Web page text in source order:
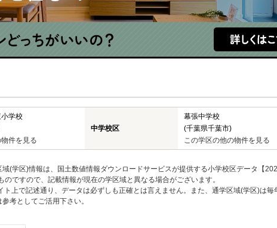
学校
件を見る
中学校区
幕張中学校
(千葉県千葉市)
この学区の他の物件を見る
(学区)情報は、国土数値情報ダウンロードサービスが提供する小学校区データ【
ですので、記載情報が現在の学区域と異なる場合がございます。
ト上で記述通り、データは必ずしも正確とは言えません。また、通学区域(学区)は毎
考としてご活用下さい。